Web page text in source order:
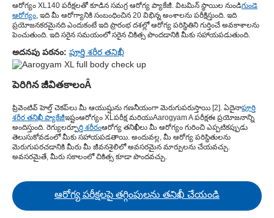
ఆరోగ్యం XL 140 పరీక్షలతో కూడిన సమగ్ర ఆరోగ్య ప్యాకేజీ. విటమిన్ స్థాయిల నుండిగుండె
ఆరోగ్యం , ఇది మీ ఆరోగ్యానికి సంబంధించిన 20 విభిన్న అంశాలను పరీక్షిస్తుంది. ఇది
ప్రయోజనకరమైనది ఎందుకంటే ఇది ప్రారంభ దశల్లో ఆరోగ్య పరిస్థితిని గుర్తించే అవకాశాలను
పెంచుతుంది. ఇది సరైన సమయంలో సరైన చికిత్స పొందడానికి మీకు సహాయపడుతుంది.
అదనపు పఠనం: పూర్తి శరీర తనిఖీ
పెరిగిన జీవితకాలంÂ
ప్రివెంటివ్ హెల్త్ చెకప్‌లు మీ ఆయుష్షును గణనీయంగా మెరుగుపరుస్తాయి [2]. ఏదైనాపూర్తి
శరీర తనిఖీ ప్యాకేజీఇష్టంఆరోగ్యం XLపరీక్ష మరియుAarogyam A పరీక్షఈ ప్రయోజనాన్ని
అందిస్తుంది. రెగ్యులర్పూర్తి శరీరంఆరోగ్య తనిఖీలు మీ ఆరోగ్యం గురించి ఎప్పటికప్పుడు
తెలుసుకోవడంలో మీకు సహాయపడతాయి. అందువల్ల, మీ ఆరోగ్య పరిస్థితులను
మెరుగుపరచడానికి మీరు మీ జీవనశైలిలో అవసరమైన మార్పులను చేయవచ్చు.
అవసరమైతే, మీరు సకాలంలో చికిత్స కూడా పొందవచ్చు.
ఆరోగ్య పరీక్షలపై తగ్గింపులను తనిఖీ చేయండి